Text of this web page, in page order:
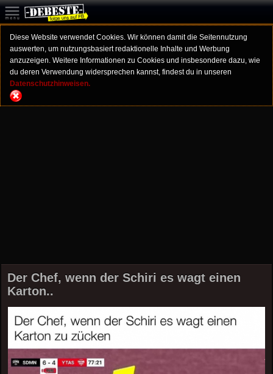
Diese Website verwendet Cookies. Wir können damit die Seitennutzung
auswerten, um nutzungsbasiert redaktionelle Inhalte und Werbung
anzuzeigen. Weitere Informationen zu Cookies und insbesondere dazu, wie
du deren Verwendung widersprechen kannst, findest du in unseren
Datenschutzhinweisen.
Der Chef, wenn der Schiri es wagt einen
Karton..